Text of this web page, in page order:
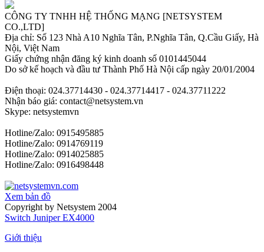
CÔNG TY TNHH HỆ THỐNG MẠNG [NETSYSTEM
CO.,LTD]
Địa chỉ: Số 123 Nhà A10 Nghĩa Tân, P.Nghĩa Tân, Q.Cầu Giấy, Hà
Nội, Việt Nam
Giấy chứng nhận đăng ký kinh doanh số 0101445044
Do sở kế hoạch và đầu tư Thành Phố Hà Nội cấp ngày 20/01/2004
Điện thoại: 024.37714430 - 024.37714417 - 024.37711222
Nhận báo giá: contact@netsystem.vn
Skype: netsystemvn
Hotline/Zalo: 0915495885
Hotline/Zalo: 0914769119
Hotline/Zalo: 0914025885
Hotline/Zalo: 0916498448
Xem bản đồ
Copyright by Netsystem 2004
Switch Juniper EX4000
Giới thiệu